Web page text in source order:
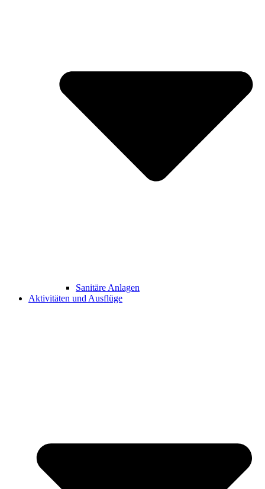
Sanitäre Anlagen
Aktivitäten und Ausflüge